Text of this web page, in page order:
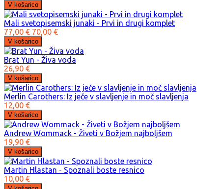
Mali svetopisemski junaki - Prvi in drugi komplet
77,00 € 70,00 €
Brat Yun - Živa voda
26,90 €
Merlin Carothers: Iz ječe v slavljenje in moč slavljenja
12,00 €
Andrew Wommack - Živeti v Božjem najboljšem
19,90 €
Martin Hlastan - Spoznali boste resnico
10,00 €